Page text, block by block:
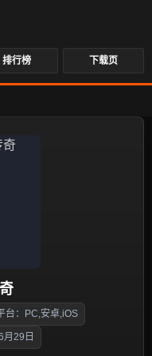
排行榜 下载页
台：PC,安卓,iOS
月29日